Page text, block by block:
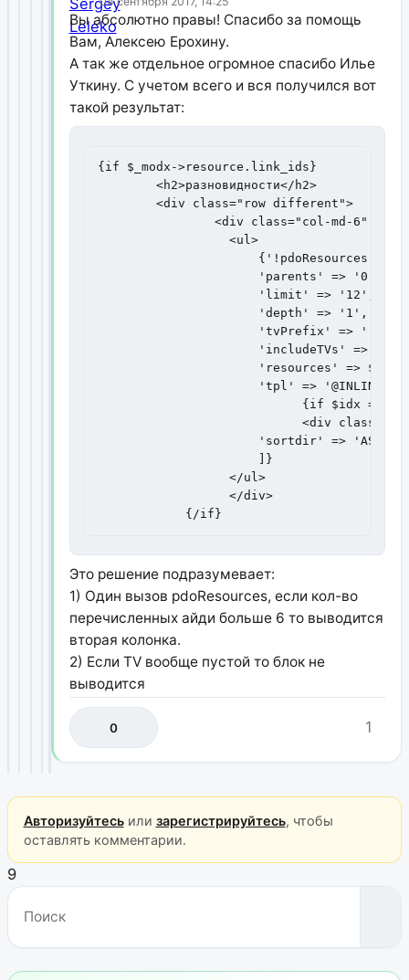
Вы абсолютно правы! Спасибо за помощь
Вам, Алексею Ерохину.
А так же отдельное огромное спасибо Илье
Уткину. С учетом всего и вся получился вот
такой результат:
{if $_modx->resource.link_ids}
        <h2>разновидности</h2>
        <div class="row different">
<div class="col-md-6"
                  <ul>
{'!pdoResources' |
                      'parents' => '0',
                      'limit' => '12',
                      'depth' => '1',
                      'tvPrefix' => '',
'includeTVs' =>
'resources' =>
'tpl' => '@INLINE
{if $idx ==
<div
                      'sortdir' => 'ASC'
                      ]}
                  </ul>
                  </div>
            {/if}
Это решение подразумевает:
1) Один вызов pdoResources, если кол-во
перечисленных айди больше 6 то выводится
вторая колонка.
2) Если TV вообще пустой то блок не
выводится
0 1
Авторизуйтесьили зарегистрируйтесь, чтобы
оставлять комментарии.
9